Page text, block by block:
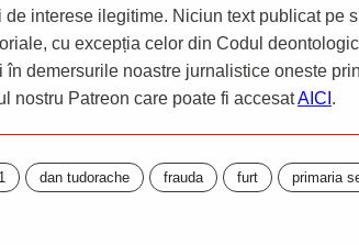
interese ilegitime. Niciun text publicat pe
cu excepția celor din Codul deontologic
demersurile noastre jurnalistice oneste
nostru Patreon care poate fi accesatAICI .
dan tudorache frauda furt primaria